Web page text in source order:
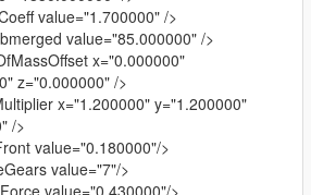
value="1.700000" />
value="85.000000" />
x="0.000000"
z="0.000000" />
x="1.200000" y="1.200000"
/>
value="0.180000"/>
value="7"/>